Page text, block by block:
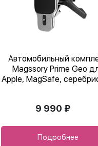
Автомобильный
Magssory Prime Geo
Apple, MagSafe,
9 990 ₽
Подробнее